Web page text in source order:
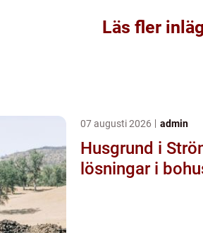
Läs fler
07 augusti 2026 admin
Husgrund i
lösningar i